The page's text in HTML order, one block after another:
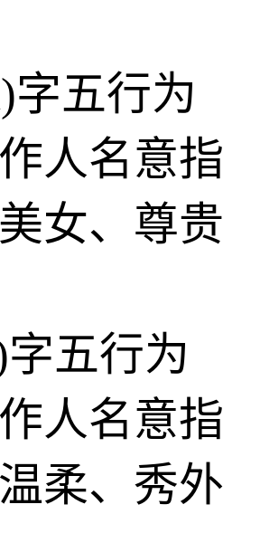
字五行为
人名意指
女、尊贵
五行为
人名意指
柔、秀外